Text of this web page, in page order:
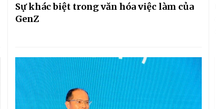
Sự khác biệt trong văn hóa việc làm của
GenZ